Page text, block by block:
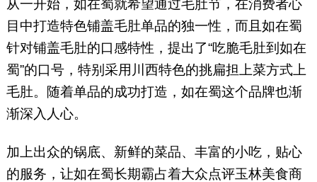
从一开始，如在蜀就希望通过毛肚节，在消费者心
目中打造特色铺盖毛肚单品的独一性，而且如在蜀
针对铺盖毛肚的口感特性，提出了“吃脆毛肚到如在
蜀”的口号，特别采用川西特色的挑扁担上菜方式上
毛肚。随着单品的成功打造，如在蜀这个品牌也渐
渐深入人心。
加上出众的锅底、新鲜的菜品、丰富的小吃，贴心
的服务，让如在蜀长期霸占着大众点评玉林美食商